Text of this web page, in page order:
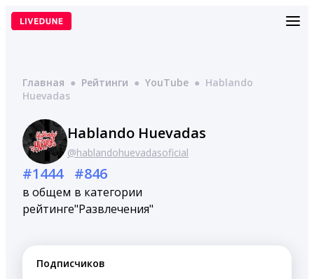
Перейти
Главная ● Рейтинги ● YouTube ● Hablando
Huevadas
Hablando Huevadas
@hablandohuevadasoficial
#1444
в общем
рейтинге
#846
в категории
"Развлечения"
Подписчиков